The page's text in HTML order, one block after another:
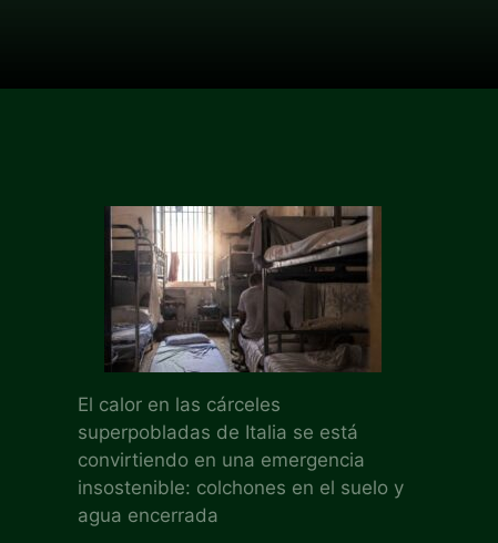
El calor en las cárceles
superpobladas de Italia se está
convirtiendo en una emergencia
insostenible: colchones en el suelo y
agua encerrada